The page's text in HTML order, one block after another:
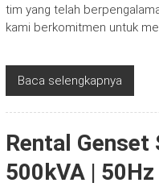
tim yang telah
kami berkomitmen untuk
Baca selengkapnya
Rental Genset
500kVA |